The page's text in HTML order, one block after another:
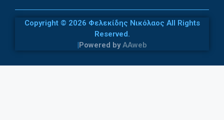
Copyright © 2026 Φελεκίδης Νικόλαος All Rights
Reserved.
Powered byAAweb